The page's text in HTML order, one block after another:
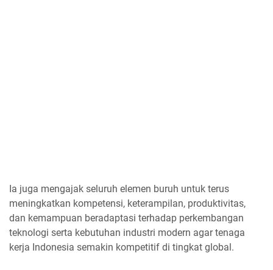
Ia juga mengajak seluruh elemen buruh untuk terus
meningkatkan kompetensi, keterampilan, produktivitas,
dan kemampuan beradaptasi terhadap perkembangan
teknologi serta kebutuhan industri modern agar tenaga
kerja Indonesia semakin kompetitif di tingkat global.